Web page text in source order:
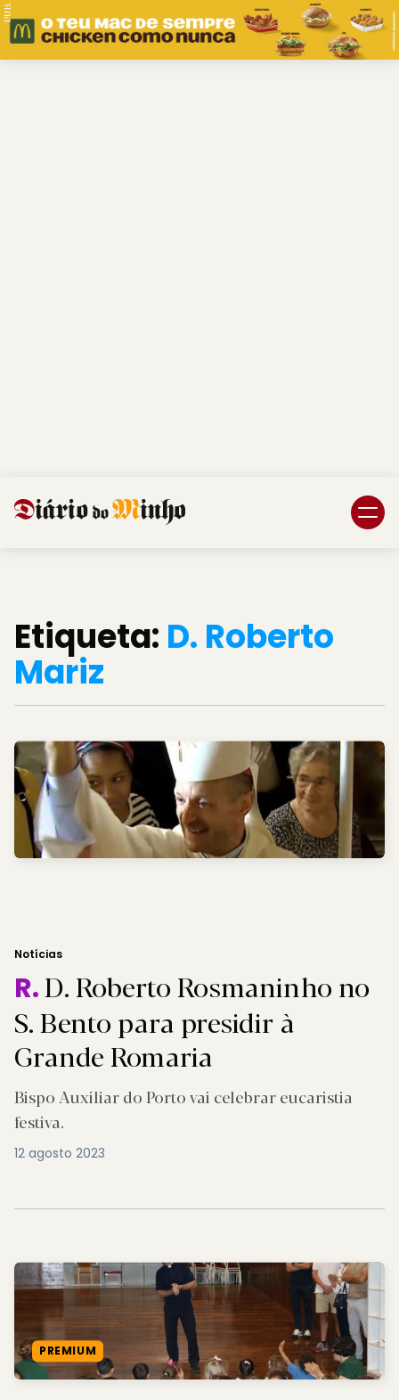
PUB.
Etiqueta: D. Roberto
Mariz
Notícias
R.D. Roberto Rosmaninho no
S. Bento para presidir à
Grande Romaria
Bispo Auxiliar do Porto vai celebrar eucaristia
festiva.
12 agosto 2023
PREMIUM